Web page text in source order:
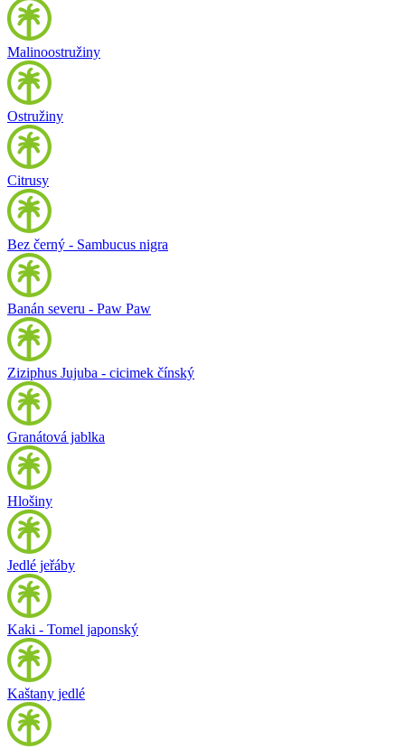
Malinoostružiny
Ostružiny
Citrusy
Bez černý - Sambucus nigra
Banán severu - Paw Paw
Ziziphus Jujuba - cicimek čínský
Granátová jablka
Hlošiny
Jedlé jeřáby
Kaki - Tomel japonský
Kaštany jedlé